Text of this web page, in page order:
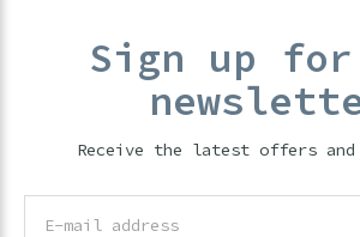
Sign up
Receive the latest offers and